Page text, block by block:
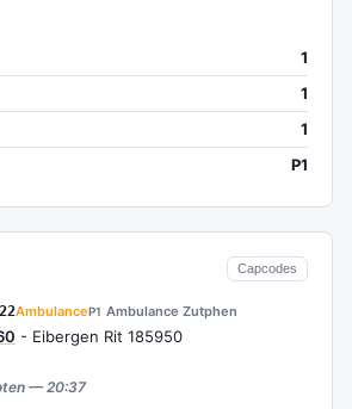
Capcodes
AmbulanceP1 Ambulance Zutphen
- Eibergen Rit 185950
— 20:37
1
1
1
P1